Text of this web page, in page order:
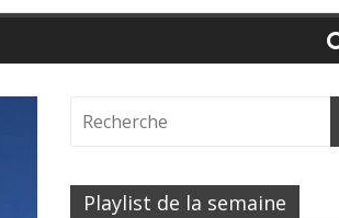
Playlist de la semaine